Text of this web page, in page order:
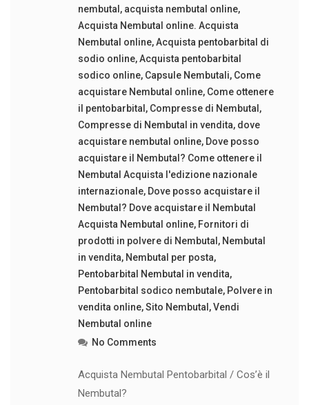
nembutal , acquista nembutal online,
Acquista Nembutal online. Acquista
Nembutal online,Acquista pentobarbital di
sodio online,Acquista pentobarbital
sodico online, Capsule Nembutali, Come
acquistare Nembutal online, Come ottenere
il pentobarbital , Compresse di Nembutal ,
Compresse di Nembutal in vendita, dove
acquistare nembutal online, Dove posso
acquistare il Nembutal? Come ottenere il
Nembutal Acquista l'edizione nazionale
internazionale, Dove posso acquistare il
Nembutal? Dove acquistare il Nembutal
Acquista Nembutal online, Fornitori di
prodotti in polvere di Nembutal , Nembutal
in vendita, Nembutal per posta,
Pentobarbital Nembutal in vendita,
Pentobarbital sodico nembutale, Polvere in
vendita online,Sito Nembutal ,Vendi
Nembutal online
No Comments
Acquista Nembutal Pentobarbital / Cos’è il
Nembutal?